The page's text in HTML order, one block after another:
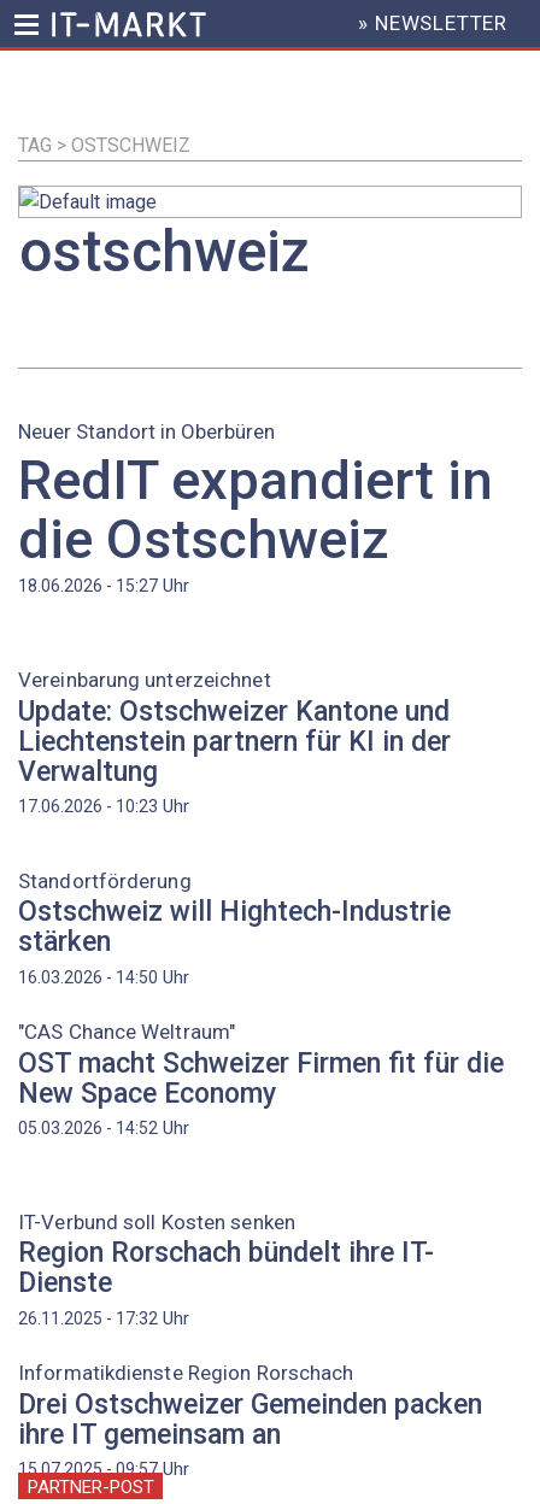
Inhalt
HEADER
MENU
» NEWSLETTER
TAG > OSTSCHWEIZ
ostschweiz
Neuer Standort in Oberbüren
RedIT expandiert in
die Ostschweiz
18.06.2026 - 15:27 Uhr
Vereinbarung unterzeichnet
Update: Ostschweizer Kantone und
Liechtenstein partnern für KI in der
Verwaltung
17.06.2026 - 10:23 Uhr
Standortförderung
Ostschweiz will Hightech-Industrie
stärken
16.03.2026 - 14:50 Uhr
"CAS Chance Weltraum"
OST macht Schweizer Firmen fit für die
New Space Economy
05.03.2026 - 14:52 Uhr
IT-Verbund soll Kosten senken
Region Rorschach bündelt ihre IT-
Dienste
26.11.2025 - 17:32 Uhr
Informatikdienste Region Rorschach
Drei Ostschweizer Gemeinden packen
ihre IT gemeinsam an
15.07.2025 - 09:57Uhr
PARTNER-POST